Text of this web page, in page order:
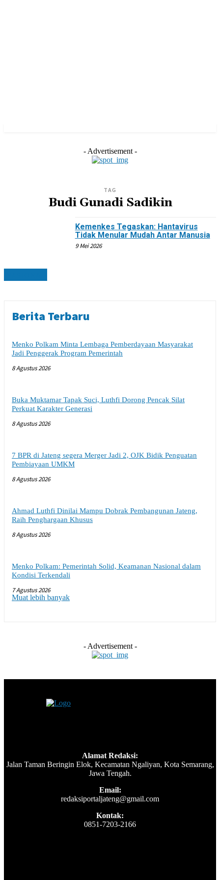
- Advertisement -
TAG
Budi Gunadi Sadikin
Kemenkes Tegaskan: Hantavirus
Tidak Menular Mudah Antar Manusia
9 Mei 2026
Berita Terbaru
Menko Polkam Minta Lembaga Pemberdayaan Masyarakat
Jadi Penggerak Program Pemerintah
8 Agustus 2026
Buka Muktamar Tapak Suci, Luthfi Dorong Pencak Silat
Perkuat Karakter Generasi
8 Agustus 2026
7 BPR di Jateng segera Merger Jadi 2, OJK Bidik Penguatan
Pembiayaan UMKM
8 Agustus 2026
Ahmad Luthfi Dinilai Mampu Dobrak Pembangunan Jateng,
Raih Penghargaan Khusus
8 Agustus 2026
Menko Polkam: Pemerintah Solid, Keamanan Nasional dalam
Kondisi Terkendali
7 Agustus 2026
Muat lebih banyak
- Advertisement -
Alamat Redaksi:
Jalan Taman Beringin Elok, Kecamatan Ngaliyan, Kota Semarang,
Jawa Tengah.
Email:
redaksiportaljateng@gmail.com
Kontak:
0851-7203-2166